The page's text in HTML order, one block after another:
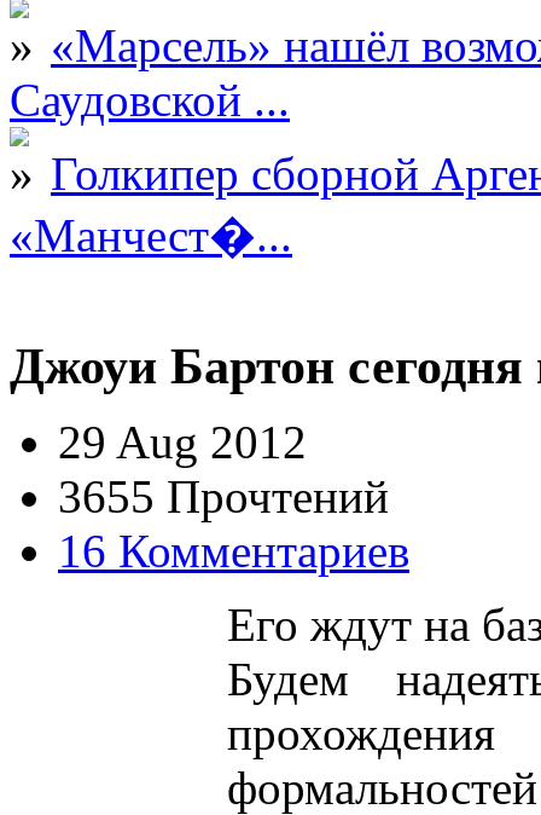
«Марсель» нашёл
Саудовской ...
Голкипер сборной
«Манчест�...
Джоуи Бартон
29 Aug 2012
3655 Прочтений
16 Комментариев
Его ждут на
Будем